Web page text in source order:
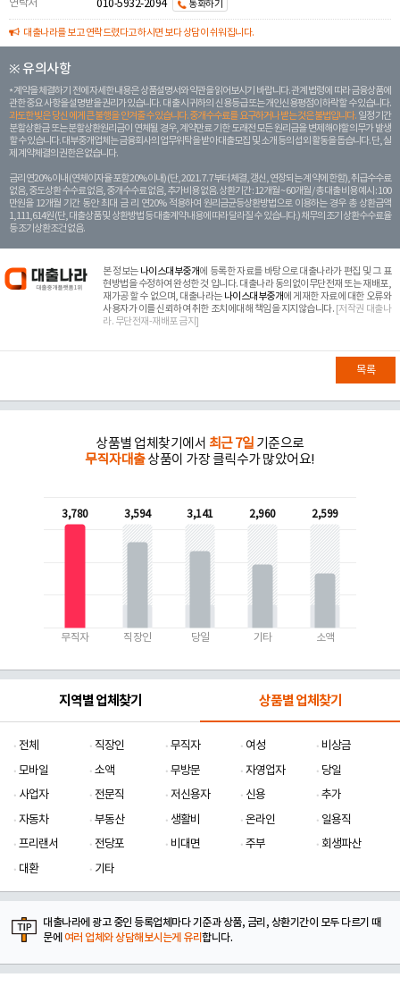
연락처 010-5932-2094 통화하기
대출나라를 보고 연락드렸다고 하시면 보다 상담이 쉬워집니다.
※ 유의사항
계약을 체결하기 전에 자세한 내용은 상품설명서와 약관을 읽어보시기 바랍니다. 관계 법령에 따라 금융상품에
관한 중요 사항을 설명받을 권리가 있습니다. 대 출 시 귀하의 신용등급 또는 개인신용평점이 하락할 수 있습니다.
과도한 빚은 당신 에게 큰 불행을 안겨줄 수 있습니다. 중개수수료를 요구하거나 받는 것은 불법입니다. 일정 기간
분할상환금 또는 분할상환원리금이 연체될 경우, 계약만료 기한 도래전 모든 원리금을 변제해야할 의무가 발생
할 수 있습니다. 대부중개업체는 금융회사의 업무위탁을 받아 대출모집 및 소개 등의 섭외 활동을 돕습니다. 단, 실
제 계약체결의 권한은 없습니다.
금리 연20% 이내 (연체이자율 포함 20% 이내) (단, 2021. 7. 7부터 체결, 갱신, 연장되는 계 약에 한함), 취급수수료
없음, 중도상환 수수료 없음, 중개수수료 없음, 추가비용 없음. 상환기간 : 12개월 ~ 60개월 / 총 대출 비용 예시 : 100
만원을 12개월 기간 동안 최대 금 리 연20% 적용하여 원리금균등상환방법으로 이용하는 경우 총 상환금액
1,111,614원 (단, 대출상품 및 상환방법 등 대출계약 내용에 따라 달라질 수 있습니다.) 채무의 조기 상환수수료율
등 조기상환조건 없음.
본 정보는 나이스대부중개에 등록한 자료를 바탕으로 대출나라가 편집 및 그 표
현방법을 수정하여 완성한 것 입니다. 대출나라 동의없이무단전재 또는 재배포,
재가공 할 수 없으며, 대출나라는 나이스대부중개에 게재한 자료에 대한 오류와
사용자가 이를 신뢰하여 취한 조치에대해 책임을 지지않습니다. [저작권 대출나
라. 무단전재-재배포 금지]
목록
상품별 업체찾기에서 최근 7일 기준으로
무직자대출상품이 가장 클릭수가 많았어요!
3,780
무직자
3,594
직장인
3,141
당일
2,960
기타
2,599
소액
지역별 업체찾기 상품별 업체찾기
전체 직장인 무직자 여성
비상금
모바일
소액 무방문 자영업자
당일
사업자
전문직 저신용자 신용
추가
자동차
부동산 생활비 온라인
일용직
프리랜서
전당포 비대면 주부
회생파산
대환
기타
대출나라에 광고 중인 등록업체마다 기준과 상품, 금리, 상환기간이 모두 다르기 때
문에 여러 업체와 상담해보시는게 유리합니다.